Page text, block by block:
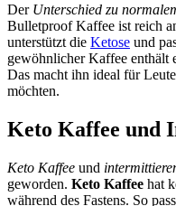
Der Unterschied zu
Bulletproof Kaffee ist reich
unterstützt die Ketose und
gewöhnlicher Kaffee enthält
Das macht ihn ideal für
möchten.
Keto Kaffee und
Keto Kaffee und
geworden. Keto Kaffee hat
während des Fastens. So